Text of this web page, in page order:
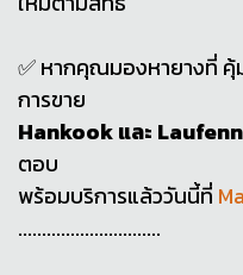
✅ หากคุณมองหายางที่
การขาย
Hankook และ
ตอบ
พร้อมบริการแล้ววันนี้ที่
..............................